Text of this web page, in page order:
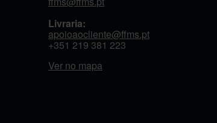
Livraria:
apoioaocliente@ffms.pt
+351 219 381 223
Ver no mapa